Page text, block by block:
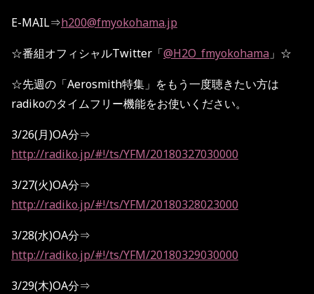
E-MAIL⇒h200@fmyokohama.jp
☆番組オフィシャルTwitter 「@H2O_fmyokohama 」 ☆
☆先週の「Aerosmith特集」をもう一度聴きたい方は
radikoのタイムフリー機能をお使いください。
3/26(月)OA分⇒
http://radiko.jp/#!/ts/YFM/20180327030000
3/27(火)OA分⇒
http://radiko.jp/#!/ts/YFM/20180328023000
3/28(水)OA分⇒
http://radiko.jp/#!/ts/YFM/20180329030000
3/29(木)OA分⇒